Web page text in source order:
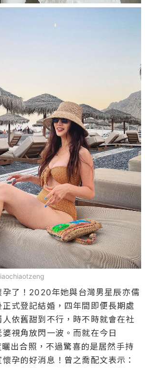
孕了！2020年她與台灣男星辰亦儒
式登記結婚，四年間即便長期處
依舊甜到不行，時不時就會在社
視角放閃一波。而就在今日
出合照，不過驚喜的是居然手持
孕的好消息！曾之喬配文表示：